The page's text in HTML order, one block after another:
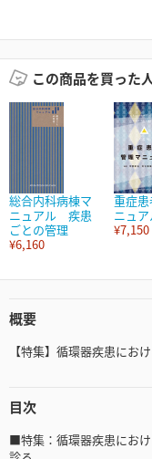
この商品を買った
総合内科病棟マ
ニュアル 疾患
ごとの管理
¥6,160
重症
ニュ
¥7,150
概要
【特集】循環器疾患にお
目次
■特集：循環器疾患にお